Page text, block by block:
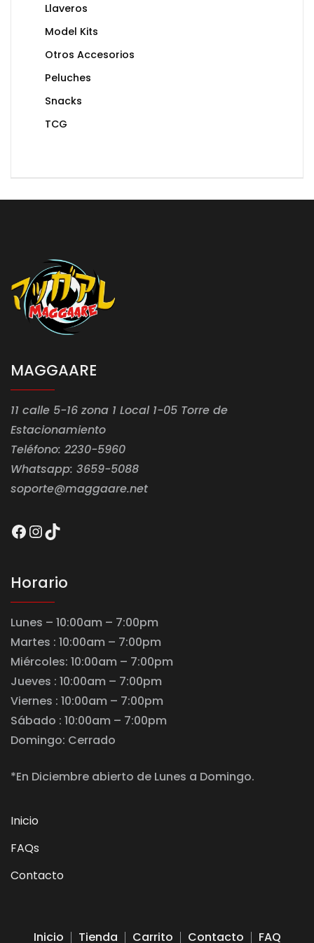
Llaveros
Model Kits
Otros Accesorios
Peluches
Snacks
TCG
MAGGAARE
11 calle 5-16 zona 1 Local 1-05 Torre de
Estacionamiento
Teléfono: 2230-5960
Whatsapp: 3659-5088
soporte@maggaare.net
Facebook
Instagram
TikTok
Horario
Lunes – 10:00am – 7:00pm
Martes : 10:00am – 7:00pm
Miércoles: 10:00am – 7:00pm
Jueves : 10:00am – 7:00pm
Viernes : 10:00am – 7:00pm
Sábado : 10:00am – 7:00pm
Domingo: Cerrado
*En Diciembre abierto de Lunes a Domingo.
Inicio
FAQs
Contacto
Inicio Tienda Carrito Contacto FAQ